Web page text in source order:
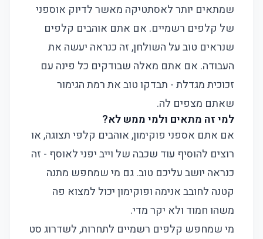
שמתאים יותר לאסתטיקה מאשר לדיוק אוספני
של קלפים רשמיים. אם אתם אוהבים קלפים
שנראים טוב על השולחן, זה כנראה יעשה את
העבודה. אם אתם מאלה שבודקים כל פינה עם
זכוכית מגדלת - תבדקו טוב את רמת הגימור
שאתם מצפים לה.
למי זה מתאים ולמי ממש לא?
אם אתם אספני פוקימון, אוהבים קלפי תצוגה, או
רוצים להוסיף עוד שכבה של וייב יפני לאוסף - זה
כנראה יושב עליכם טוב. גם מי שמחפש מתנה
קטנה לחובב אנימה ופוקימון יכול למצוא פה
משהו חמוד ולא יקר מדי.
מי שמחפש קלפים רשמיים לתחרות, לשדרוג סט